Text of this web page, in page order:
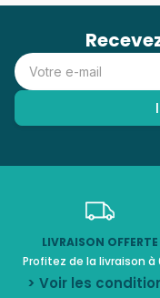
LIVRAISON OFFERTE
Profitez de la livraison à
> Voir les